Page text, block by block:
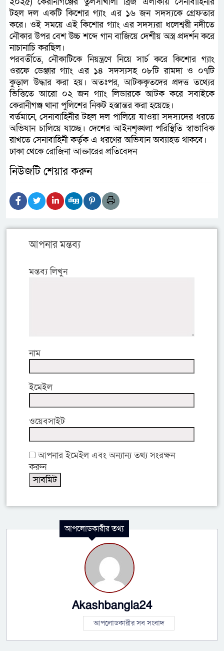
টহল দল একটি কিশোর গ্যাং এর ১৬ জন সদস্যকে গ্রেফতার
করে। ওই সময়ে এই কিশোর গ্যাং এর সদস্যরা ধলেশ্বরী নদীতে
নৌকার উপর বেশ উচ্চ শব্দে গান বাজিয়ে দেশীয় অস্ত্র প্রদর্শন করে
নাচানাচি করছিল।
পরবর্তীতে, নৌকাটিকে নিয়ন্ত্রণে নিয়ে সার্চ করে কিশোর গ্যাং
ওরফে ডেঞ্জার গ্যাং এর ১৪ সদস্যসহ ০৮টি রামদা ও ০৭টি
কুড়াল উদ্ধার করা হয়। অতঃপর, আটককৃতদের প্রদত্ত তথ্যের
ভিত্তিতে আরো ০২ জন গ্যাং লিডারকে আটক করে সবাইকে
কেরানীগঞ্জ থানা পুলিশের নিকট হস্তান্তর করা হয়েছে।
বর্তমানে, সেনাবাহিনীর টহল দল পালিয়ে যাওয়া সদস্যদের ধরতে
অভিযান চালিয়ে যাচ্ছে। দেশের আইনশৃঙ্খলা পরিস্থিতি স্বাভাবিক
রাখতে সেনাবাহিনী কর্তৃক এ ধরণের অভিযান অব্যাহত থাকবে। ‌ ‌‌ ‌
ঢাকা থেকে রোজিনা আক্তারের প্রতিবেদন
নিউজটি শেয়ার করুন
আপনার মন্তব্য
মন্তব্য লিখুন
নাম
ইমেইল
ওয়েবসাইট
আপনার ইমেইল এবং অন্যান্য তথ্য সংরক্ষন
করুন
আপলোডকারীর তথ্য
Akashbangla24
আপলোডকারীর সব সংবাদ